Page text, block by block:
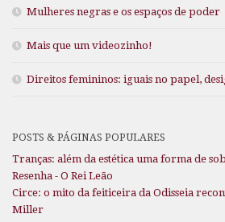
Mulheres negras e os espaços de poder
Mais que um videozinho!
Direitos femininos: iguais no papel,
POSTS & PÁGINAS POPULARES
Tranças: além da estética uma forma de
Resenha - O Rei Leão
Circe: o mito da feiticeira da Odisseia
Miller